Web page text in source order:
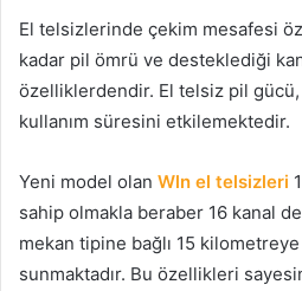
El telsizlerinde çekim mesafesi
kadar pil ömrü ve desteklediği
özelliklerdendir. El telsiz pil
kullanım süresini etkilemektedir.
Yeni model olan Wln el telsizleri
sahip olmakla beraber 16 kanal
mekan tipine bağlı 15
sunmaktadır. Bu özellikleri